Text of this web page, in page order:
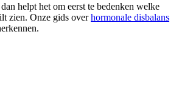
helpt het om eerst te bedenken welke
zien. Onze gids overhormonale disbalans